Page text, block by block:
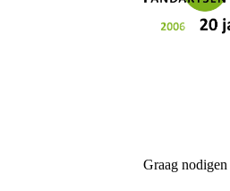
Graag